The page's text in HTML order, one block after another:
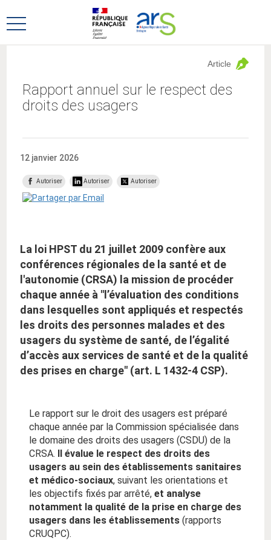
au
menu
au
contenu
Ouvrir
Rapport annuel sur le respect des
droits des usagers
Article
12 janvier 2026
Autoriser Autoriser Autoriser
La loi HPST du 21 juillet 2009 confère aux
conférences régionales de la santé et de
l'autonomie (CRSA) la mission de procéder
chaque année à "l’évaluation des conditions
dans lesquelles sont appliqués et respectés
les droits des personnes malades et des
usagers du système de santé, de l’égalité
d’accès aux services de santé et de la qualité
des prises en charge" (art. L 1432-4 CSP).
Le rapport sur le droit des usagers est préparé
chaque année par la Commission spécialisée dans
le domaine des droits des usagers (CSDU) de la
CRSA. Il évalue le respect des droits des
usagers au sein des établissements sanitaires
et médico-sociaux, suivant les orientations et
les objectifs fixés par arrêté, et analyse
notamment la qualité de la prise en charge des
usagers dans les établissements (rapports
CRUQPC).